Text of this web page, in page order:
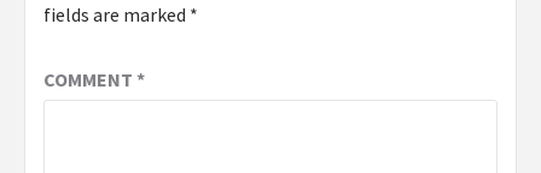
fields are marked *
COMMENT *